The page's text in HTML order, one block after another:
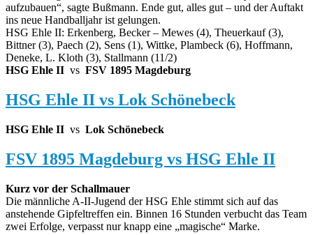
aufzubauen“, sagte Bußmann. Ende gut, alles gut – und der Auftakt
ins neue Handballjahr ist gelungen.
HSG Ehle II: Erkenberg, Becker – Mewes (4), Theuerkauf (3),
Bittner (3), Paech (2), Sens (1), Wittke, Plambeck (6), Hoffmann,
Deneke, L. Kloth (3), Stallmann (11/2)
HSG Ehle II vs FSV 1895 Magdeburg
HSG Ehle II vs Lok Schönebeck
HSG Ehle II vs Lok Schönebeck
FSV 1895 Magdeburg vs HSG Ehle II
Kurz vor der Schallmauer
Die männliche A-II-Jugend der HSG Ehle stimmt sich auf das
anstehende Gipfeltreffen ein. Binnen 16 Stunden verbucht das Team
zwei Erfolge, verpasst nur knapp eine „magische“ Marke.